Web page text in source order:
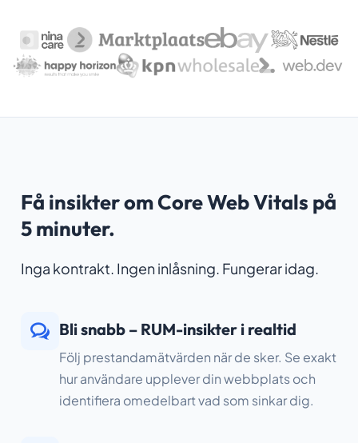
Få insikter om Core Web Vitals på
5 minuter.
Inga kontrakt. Ingen inlåsning. Fungerar idag.
Bli snabb – RUM-insikter i realtid
Följ prestandamätvärden när de sker. Se exakt
hur användare upplever din webbplats och
identifiera omedelbart vad som sinkar dig.